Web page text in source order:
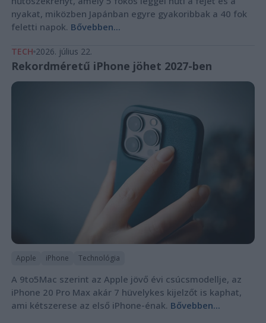
nyakat, miközben Japánban egyre gyakoribbak a 40 fok
feletti napok. Bővebben...
TECH 2026. július 22.
Rekordméretű iPhone jöhet 2027-ben
Apple iPhone Technológia
A 9to5Mac szerint az Apple jövő évi csúcsmodellje, az
iPhone 20 Pro Max akár 7 hüvelykes kijelzőt is kaphat,
ami kétszerese az első iPhone-énak. Bővebben...